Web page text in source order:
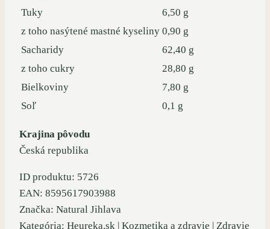
Tuky
6,50 g
z toho nasýtené mastné kyseliny 0,90 g
Sacharidy
62,40 g
z toho cukry
28,80 g
Bielkoviny
7,80 g
Soľ
0,1 g
Krajina pôvodu
Česká republika
ID produktu: 5726
EAN: 8595617903988
Značka: Natural Jihlava
Kategória: Heureka.sk | Kozmetika a zdravie | Zdravie